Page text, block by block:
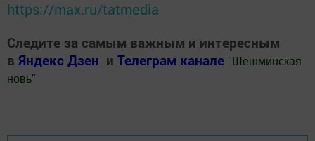
https://max.ru/tatmedia
Следите за самым важным и интересным
в Яндекс Дзен и Телеграм канале " Шешминская
новь"